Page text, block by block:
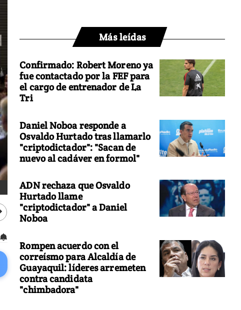
Más leídas
Confirmado: Robert Moreno ya
fue contactado por la FEF para
el cargo de entrenador de La
Tri
Daniel Noboa responde a
Osvaldo Hurtado tras llamarlo
"criptodictador": "Sacan de
nuevo al cadáver en formol"
ADN rechaza que Osvaldo
Hurtado llame
"criptodictador" a Daniel
Noboa
Rompen acuerdo con el
correísmo para Alcaldía de
Guayaquil: líderes arremeten
contra candidata
"chimbadora"